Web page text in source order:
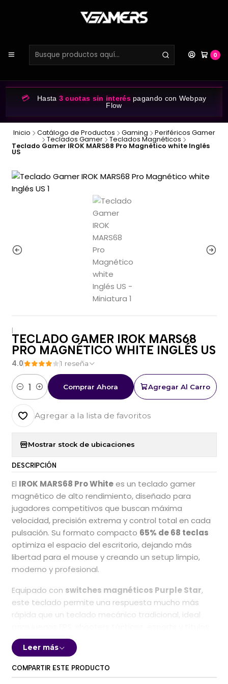
0
💳 Hasta 3 cuotas sin interéspagando con Webpay
Flow
Inicio Catálogo de Productos Gaming Periféricos Gamer
Teclados Gamer Teclados Magnéticos
Teclado Gamer IROK MARS68 Pro Magnético white Inglés
US
|
TECLADO GAMER IROK MARS68
PRO MAGNÉTICO WHITE INGLÉS US
4.0 1 reseña
Cantidad
Agregar Al Carro
Comprar Ahora
Agregar a la lista de favoritos
Mostrar stock de ubicaciones
DESCRIPCIÓN
El IROK MARS68 Pro Whitees un teclado gamer
magnético de alto rendimiento, diseñado para
jugadores competitivos que buscan máxima
velocidad, precisión extrema y control total en cada
pulsación. Su formato compacto 65% de 68 teclas
optimiza el espacio del escritorio, dejando más
libertad para el mouse y creando un setup limpio,
moderno y profesional.
Equipado con switches magnéticos Purple Star,
este teclado permite una respuesta mucho más
rápida que un teclado mecánico tradicional, ideal
donde cada milisegundo puede marcar la diferencia.
Gracias a su tecnología de
precisión de 0,01 mm, cada tecla puede activarse y
reiniciarse casi al instante, permitiendo movimientos
Leer más
COMPARTIR ESTE PRODUCTO